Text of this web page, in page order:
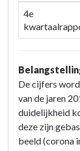
4e
De cijfers
van de jaren
duidelijkheid
deze zijn
beeld (corona